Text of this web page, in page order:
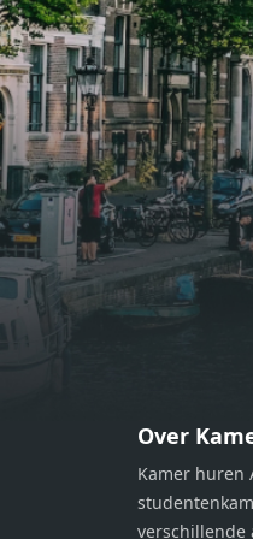
bereiden
Vanuit de
balkon op,
van een
moment
beschikt
m² en 8
van
werkplek,
gemak en
Zaandam,
op een
Over
Kamer huren
verschillende